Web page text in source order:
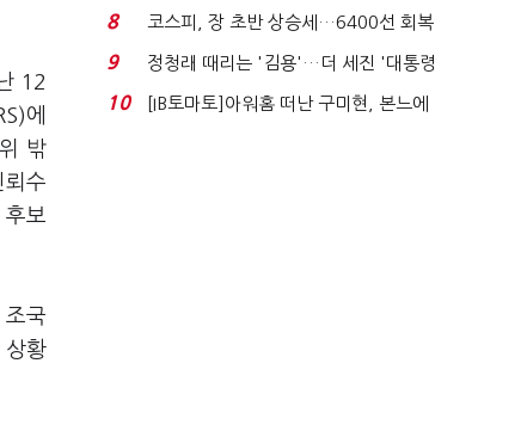
12
에
밖
뢰수
보
조국
상황
닥 벌점 급증에 ...
8
코스피, 장 초반 상승세…6400선 회복
시도
9
정청래 때리는 '김용'…더 세진 '대통령
최측근' 입...
10
[IB토마토]아워홈 떠난 구미현, 본느에